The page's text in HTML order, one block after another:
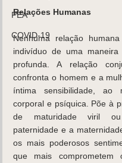
PEA
COVID-19
Relações Humanas
Nenhuma relação
indivíduo de uma
profunda. A relação
confronta o homem e a
íntima sensibilidade, ao
corporal e psíquica. Põe à
de maturidade viril
paternidade e a
os mais poderosos
que mais comprometem